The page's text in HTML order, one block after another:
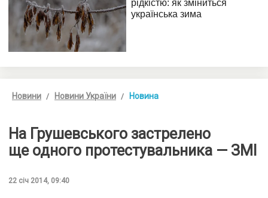
Новини Новини України Новина
На Грушевського застрелено
ще одного протестувальника — ЗМІ
22 січ 2014, 09:40